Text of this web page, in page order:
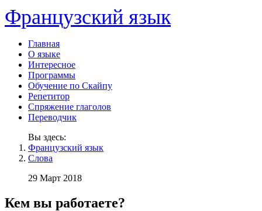
Французский язык
Главная
О языке
Интересное
Программы
Обучение по Скайпу
Репетитор
Спряжение глаголов
Переводчик
Вы здесь:
Французский язык
Слова
29 Март 2018
Кем вы работаете?